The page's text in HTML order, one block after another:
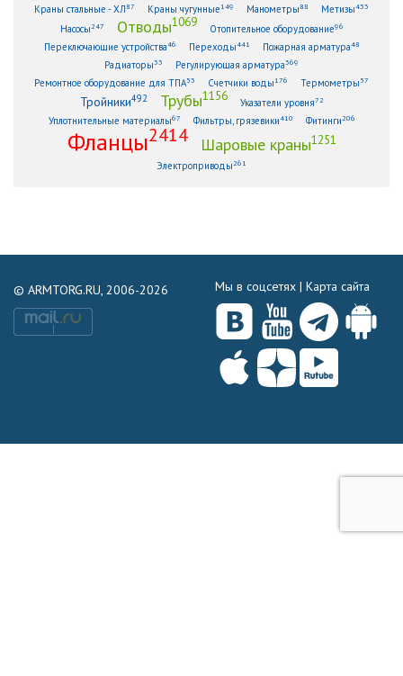
Краны стальные - ХЛ87 Краны чугунные149 Манометры88 Метизы433
Насосы 247 Отводы1069 Отопительное оборудование96
Переключающие устройства46 Переходы441 Пожарная арматура48
Радиаторы33 Регулирующая арматура369
Ремонтное оборудование для ТПА53 Счетчики воды176 Термометры 57
Тройники492 Трубы1156 Указатели уровня72
Уплотнительные материалы67 Фильтры, грязевики410 Фитинги 206
Фланцы2414 Шаровые краны1251
Электроприводы 261
© ARMTORG.RU, 2006-2026 Мы в соцсетях | Карта сайта